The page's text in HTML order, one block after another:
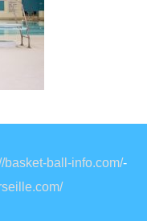
basket-ball-info.com/-